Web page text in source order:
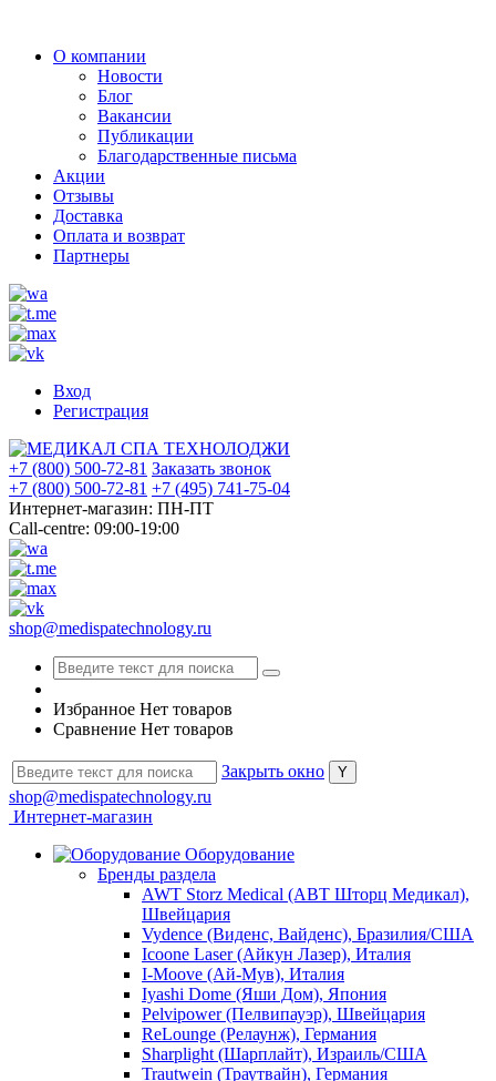
О компании
Новости
Блог
Вакансии
Публикации
Благодарственные письма
Акции
Отзывы
Доставка
Оплата и возврат
Партнеры
Вход
Регистрация
+7 (800) 500-72-81 Заказать звонок
+7 (800) 500-72-81 +7 (495) 741-75-04
Интернет-магазин: ПН-ПТ
Call-centre: 09:00-19:00
shop@medispatechnology.ru
Избранное Нет товаров
Сравнение Нет товаров
Закрыть окно
shop@medispatechnology.ru
Интернет-магазин
Оборудование
Бренды раздела
AWT Storz Medical (АВТ Шторц Медикал),
Швейцария
Vydence (Виденс, Вайденс), Бразилия/США
Icoone Laser (Айкун Лазер), Италия
I-Moove (Ай-Мув), Италия
Iyashi Dome (Яши Дом), Япония
Pelvipower (Пелвипауэр), Швейцария
ReLounge (Релаунж), Германия
Sharplight (Шарплайт), Израиль/США
Trautwein (Траутвайн), Германия